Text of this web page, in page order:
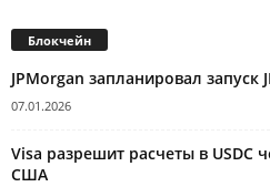
Блокчейн
JPMorgan запланировал запуск
07.01.2026
Visa разрешит расчеты в USDC
США